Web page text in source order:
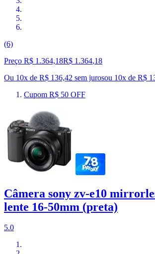
(6)
Preço R$ 1.364,18R$ 1.364,18
Ou 10x de R$ 136,42 sem jurosou 10x de R$
Cupom R$ 50 OFF
Câmera sony zv-e10
lente 16-50mm (preta)
5.0